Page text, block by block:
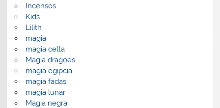
Incensos
Kids
Lilith
magia
magia celta
Magia dragoes
magia egipcia
magia fadas
magia lunar
Magia negra